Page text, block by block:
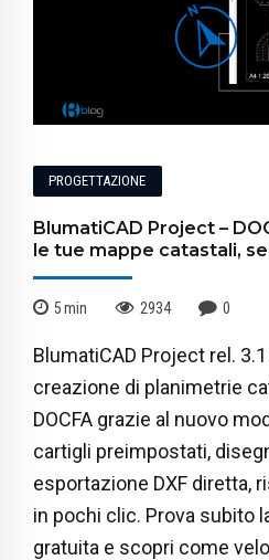
PROGETTAZIONE
BlumatiCAD Project –
le tue mappe catastali,
5min 2934 0
BlumatiCAD Project rel.
creazione di planimetrie
DOCFA grazie al nuovo
cartigli preimpostati,
esportazione DXF diretta,
in pochi clic. Prova subito
gratuita e scopri come